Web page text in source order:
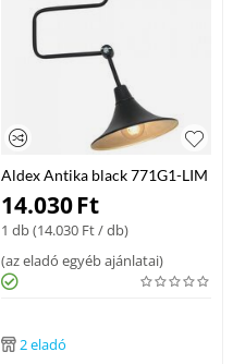
Aldex Antika black 771G1-LIM
mennyezeti lámpa fekete fém 1
x max 60W E27 IP20
14.030Ft
1 db (14.030 Ft/ db)
(az eladó egyéb ajánlatai)
2 eladó